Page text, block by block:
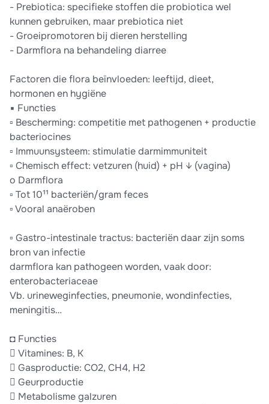
- Prebiotica: specifieke stoffen die probiotica wel
kunnen gebruiken, maar prebiotica niet
- Groeipromotoren bij dieren herstelling
- Darmflora na behandeling diarree
Factoren die flora beïnvloeden: leeftijd, dieet,
hormonen en hygiëne
▪ Functies
▫ Bescherming: competitie met pathogenen + productie
bacteriocines
▫ Immuunsysteem: stimulatie darmimmuniteit
▫ Chemisch effect: vetzuren (huid) + pH ↓ (vagina)
o Darmflora
▫ Tot 10¹¹ bacteriën/gram feces
▫ Vooral anaëroben
▫ Gastro-intestinale tractus: bacteriën daar zijn soms
bron van infectie
darmflora kan pathogeen worden, vaak door:
enterobacteriaceae
Vb. urineweginfecties, pneumonie, wondinfecties,
meningitis…
◘ Functies
 Vitamines: B, K
 Gasproductie: CO2, CH4, H2
 Geurproductie
 Metabolisme galzuren